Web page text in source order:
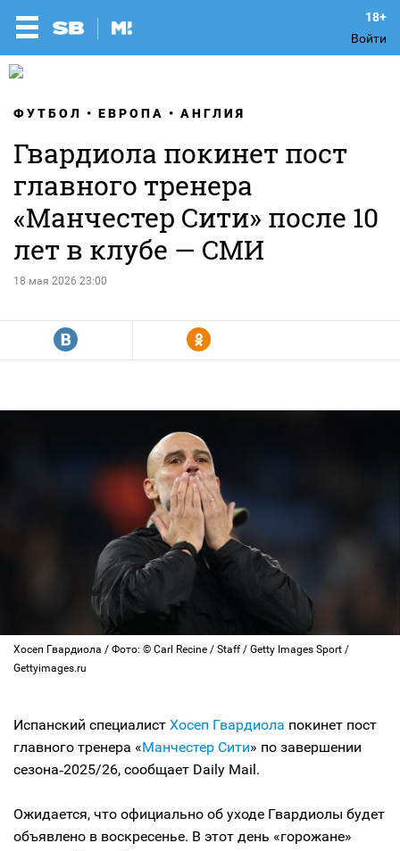
Войти
ФУТБОЛ ЕВРОПА АНГЛИЯ
Гвардиола покинет пост
главного тренера
«Манчестер Сити» после 10
лет в клубе — СМИ
18 мая 2026 23:00
R Y
Хосеп Гвардиола / Фото: © Carl Recine / Staff / Getty Images Sport /
Gettyimages.ru
Испанский специалист Хосеп Гвардиола покинет пост
главного тренера «Манчестер Сити» по завершении
сезона‑2025/26, сообщает Daily Mail.
Ожидается, что официально об уходе Гвардиолы будет
объявлено в воскресенье. В этот день «горожане»